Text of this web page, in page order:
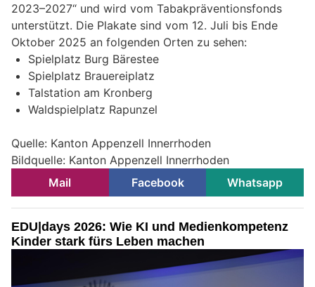
2023–2027“ und wird vom Tabakpräventionsfonds
unterstützt. Die Plakate sind vom 12. Juli bis Ende
Oktober 2025 an folgenden Orten zu sehen:
Spielplatz Burg Bärestee
Spielplatz Brauereiplatz
Talstation am Kronberg
Waldspielplatz Rapunzel
Quelle: Kanton Appenzell Innerrhoden
Bildquelle: Kanton Appenzell Innerrhoden
Mail
Facebook Whatsapp
EDU|days 2026: Wie KI und Medienkompetenz
Kinder stark fürs Leben machen